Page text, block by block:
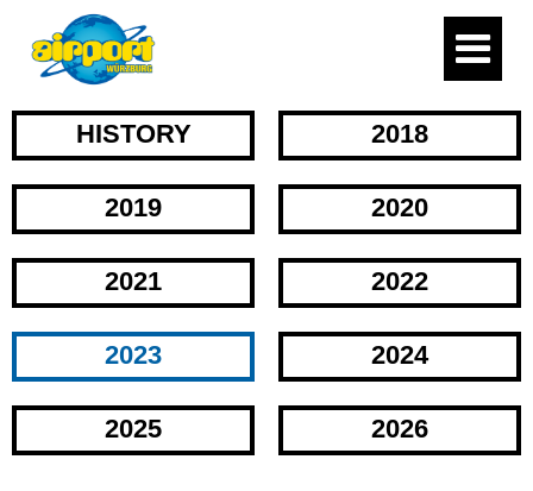
HISTORY 2018
2019 2020
2021 2022
2023 2024
2025 2026